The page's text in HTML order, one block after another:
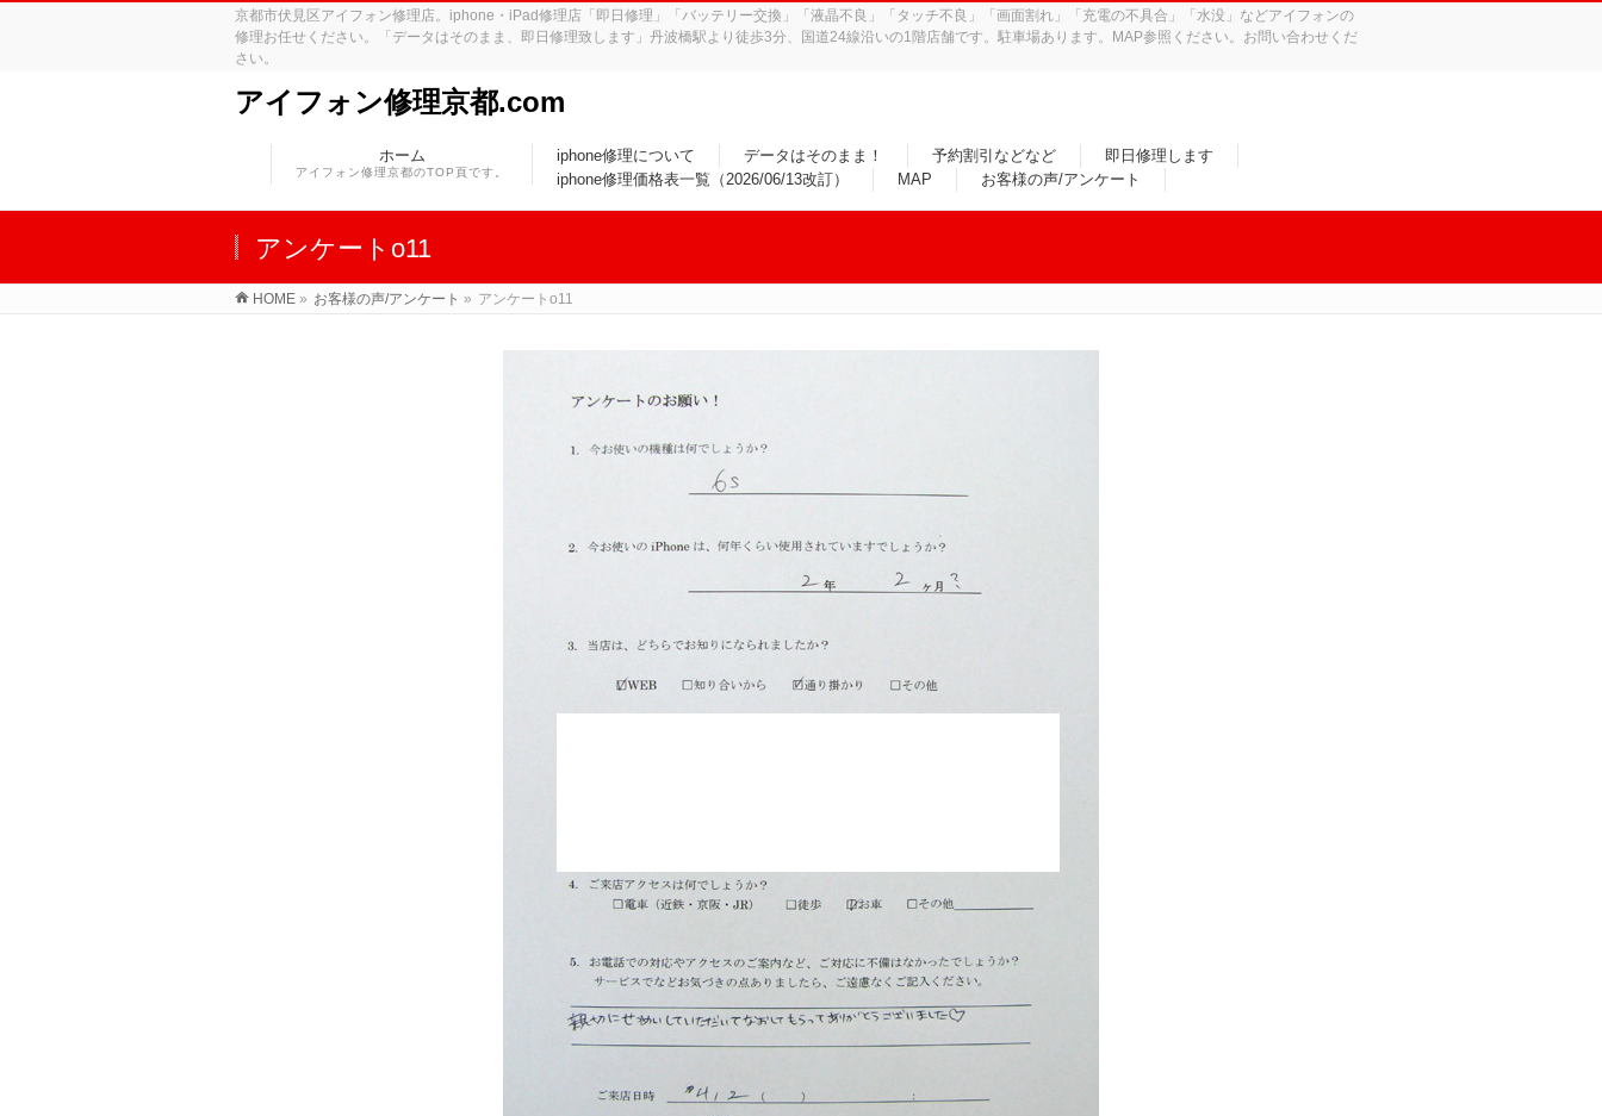
京都市伏見区アイフォン修理店。iphone・iPad修理店「即日修理」「バッテリー交換」「液晶不良」「タッチ不良」「画面割れ」「充電の不具合」「水没」などアイフォンの
修理お任せください。「データはそのまま、即日修理致します」丹波橋駅より徒歩3分、国道24線沿いの1階店舗です。駐車場あります。MAP参照ください。お問い合わせくだ
さい。
アイフォン修理京都.com
ホーム
アイフォン修理京都のTOP頁です。
iphone修理について データはそのまま！ 予約割引などなど
即日修理します
iphone修理価格表一覧（2026/06/13改訂）
MAP お客様の声/アンケート
アンケートo11
HOME » お客様の声/アンケート » アンケートo11